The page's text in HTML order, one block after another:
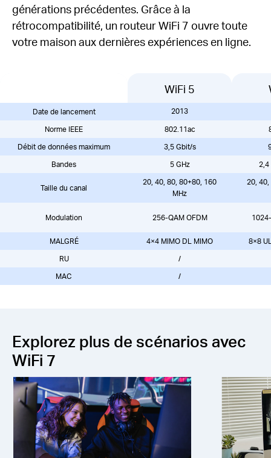
générations précédentes. Grâce à la
rétrocompatibilité, un routeur WiFi 7 ouvre toute
votre maison aux dernières expériences en ligne.
WiFi 5
Date de lancement 2013
Norme IEEE 802.11ac
Débit de données maximum
3,5 Gbit/s
Bandes
5 GHz 2,4
Taille du canal
20, 40, 80, 80+80, 160
MHz
20,
Modulation 256-QAM OFDM
MALGRÉ 4×4 MIMO DL MIMO
8×8
RU
/
MAC
/
Explorez plus de scénarios avec
WiFi 7